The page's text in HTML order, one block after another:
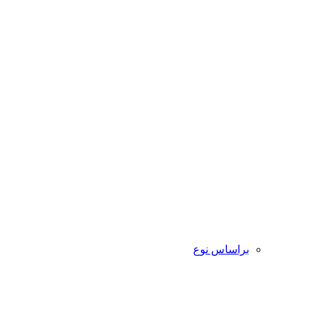
براساس نوع